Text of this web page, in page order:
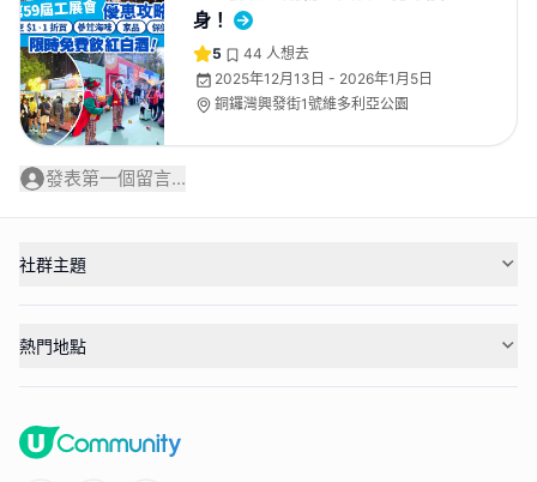
身！
5 44 人想去
2025年12月13日 - 2026年1月5日
銅鑼灣興發街1號維多利亞公園
發表第一個留言...
社群主題
熱門地點